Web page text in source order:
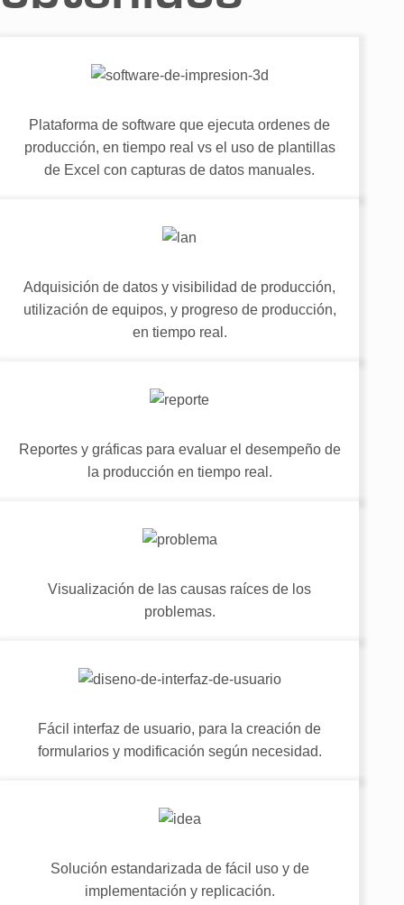
Plataforma de software que ejecuta ordenes de
producción, en tiempo real vs el uso de plantillas
de Excel con capturas de datos manuales.
Adquisición de datos y visibilidad de producción,
utilización de equipos, y progreso de producción,
en tiempo real.
Reportes y gráficas para evaluar el desempeño de
la producción en tiempo real.
Visualización de las causas raíces de los
problemas.
Fácil interfaz de usuario, para la creación de
formularios y modificación según necesidad.
Solución estandarizada de fácil uso y de
implementación y replicación.